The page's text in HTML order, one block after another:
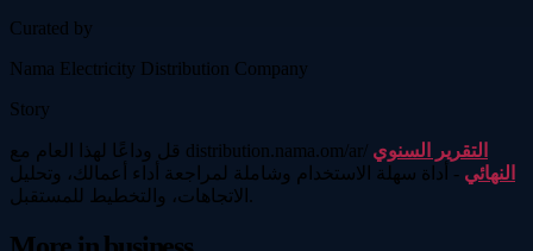
Curated by
Nama Electricity Distribution Company
Story
قل وداعًا لهذا العام مع distribution.nama.om/ar/ التقرير السنوي
النهائي - أداة سهلة الاستخدام وشاملة لمراجعة أداء أعمالك، وتحليل
الاتجاهات، والتخطيط للمستقبل.